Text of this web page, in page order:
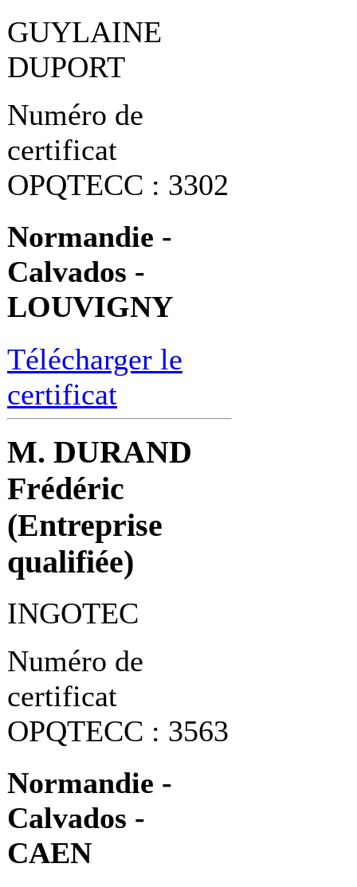
GUYLAINE
DUPORT
Numéro de
certificat
OPQTECC : 3302
Normandie -
Calvados -
LOUVIGNY
Télécharger le
certificat
M. DURAND
Frédéric
(Entreprise
qualifiée)
INGOTEC
Numéro de
certificat
OPQTECC : 3563
Normandie -
Calvados -
CAEN